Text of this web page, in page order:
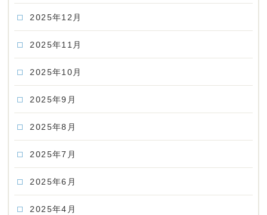
2025年12月
2025年11月
2025年10月
2025年9月
2025年8月
2025年7月
2025年6月
2025年4月